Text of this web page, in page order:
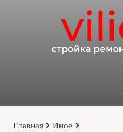
Главная Иное